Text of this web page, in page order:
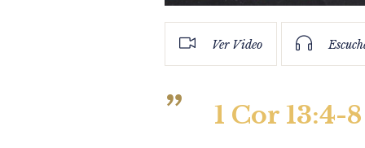
Ver Video
1 Cor 13:4-8